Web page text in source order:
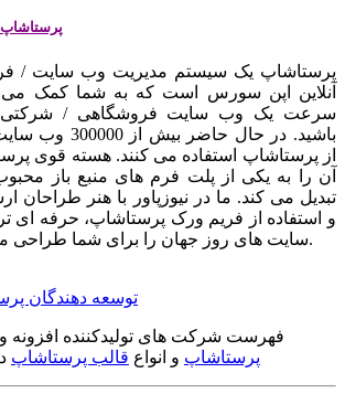
پرستاشاپ یک سیستم مدیریت وب سایت /
آنلاین اپن سورس است که به شما کمک می
سرعت یک وب سایت فروشگاهی / شرکتی
باشید. در حال حاضر بیش
از پرستاشاپ استفاده می کنند. هسته قوی
آن را به یکی از پلت فرم های منبع باز
تبدیل می کند. ما در نیوزپاور با هنر طراحان
و استفاده از فریم ورک پرستاشاپ، حرفه ای
سایت های روز جهان را برای شما طراحی می کنیم.
توسعه دهندگان
فهرست شرکت های تولیدکننده افزونه و
پرستاشاپ و انواع قالب پرستاشاپ